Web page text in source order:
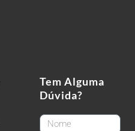
Tem Alguma
Dúvida?
FirstName